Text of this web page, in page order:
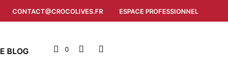
CONTACT@CROCOLIVES.FR ESPACE PROFESSIONNEL
BLOG 0